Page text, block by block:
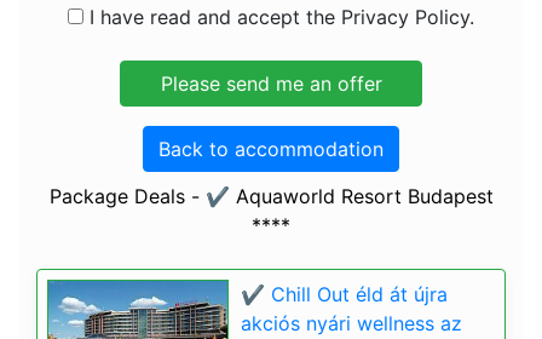
I have read and accept the Privacy Policy.
Back to accommodation
Package Deals - ✔️ Aquaworld Resort Budapest
****
✔️ Chill Out éld át újra
akciós nyári wellness az